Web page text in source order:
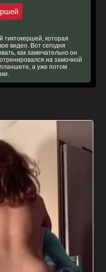
тиктокершей, которая
видео. Вот сегодня
как замечательно он
на замочной
а уже потом